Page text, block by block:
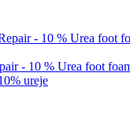
- 10 % Urea foot
ureje